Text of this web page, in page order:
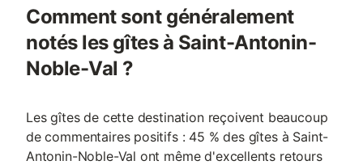
Comment sont généralement
notés les gîtes à Saint-Antonin-
Noble-Val ?
Les gîtes de cette destination reçoivent beaucoup
de commentaires positifs : 45 % des gîtes à Saint-
Antonin-Noble-Val ont même d'excellents retours